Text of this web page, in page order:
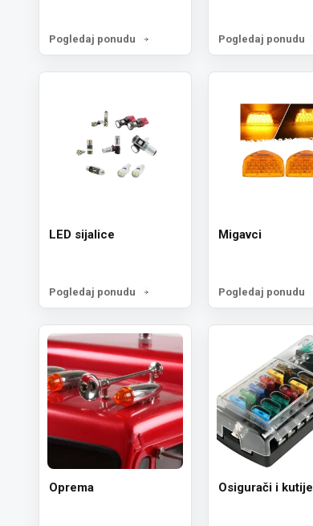
Pogledaj ponudu Pogledaj ponudu
LED sijalice
Pogledaj ponudu
Migavci
Pogledaj ponudu
Oprema Osigurači i kutije